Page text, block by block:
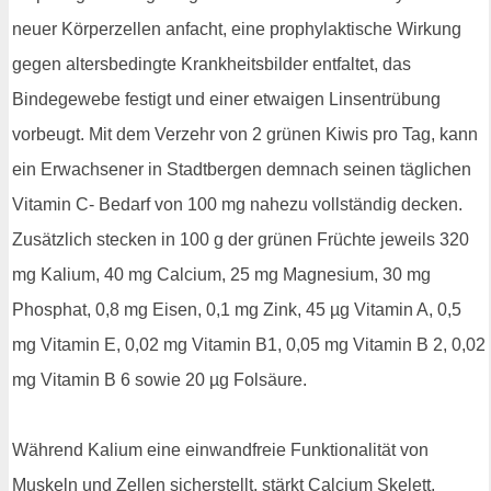
neuer Körperzellen anfacht, eine prophylaktische Wirkung
gegen altersbedingte Krankheitsbilder entfaltet, das
Bindegewebe festigt und einer etwaigen Linsentrübung
vorbeugt. Mit dem Verzehr von 2 grünen Kiwis pro Tag, kann
ein Erwachsener in Stadtbergen demnach seinen täglichen
Vitamin C- Bedarf von 100 mg nahezu vollständig decken.
Zusätzlich stecken in 100 g der grünen Früchte jeweils 320
mg Kalium, 40 mg Calcium, 25 mg Magnesium, 30 mg
Phosphat, 0,8 mg Eisen, 0,1 mg Zink, 45 µg Vitamin A, 0,5
mg Vitamin E, 0,02 mg Vitamin B1, 0,05 mg Vitamin B 2, 0,02
mg Vitamin B 6 sowie 20 µg Folsäure.
Während Kalium eine einwandfreie Funktionalität von
Muskeln und Zellen sicherstellt, stärkt Calcium Skelett,